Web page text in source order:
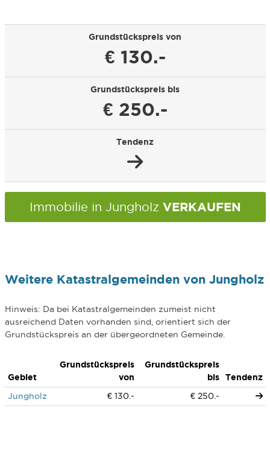
Grundstückspreis von
€ 130.-
Grundstückspreis bis
€ 250.-
Tendenz
Immobilie in Jungholz VERKAUFEN
Weitere Katastralgemeinden von Jungholz
Hinweis: Da bei Katastralgemeinden zumeist nicht
ausreichend Daten vorhanden sind, orientiert sich der
Grundstückspreis an der übergeordneten Gemeinde.
Gebiet
Grundstückspreis
von
Grundstückspreis
bis
Tendenz
Jungholz
€ 130.- € 250.-